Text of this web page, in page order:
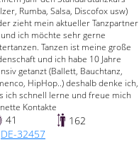
Rumba, Salsa, Discofox usw)
zieht mein aktueller Tanzpartner
ich möchte sehr gerne
Tanzen ist meine große
und ich habe 10 Jahre
getanzt (Ballett, Bauchtanz,
HipHop..) deshalb denke ich,
ich schnell lerne und freue mich
Kontakte
41
162
DE-32457